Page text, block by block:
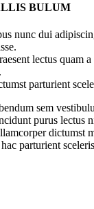
BULUM
nunc dui
lectus quam
parturient
sem
purus lectus
dictumst
parturient